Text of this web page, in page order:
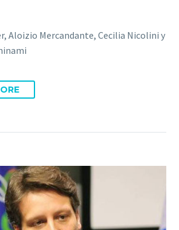
Aloizio Mercandante, Cecilia Nicolini y